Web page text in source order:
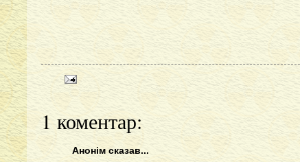
1 коментар:
Анонім сказав...